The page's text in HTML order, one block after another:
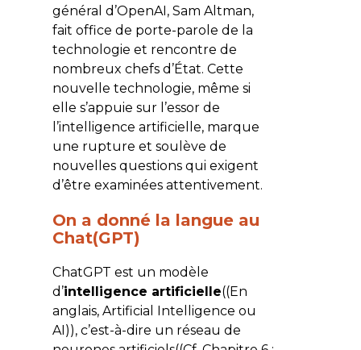
général d’OpenAI, Sam Altman,
fait office de porte-parole de la
technologie et rencontre de
nombreux chefs d’État. Cette
nouvelle technologie, même si
elle s’appuie sur l’essor de
l’intelligence artificielle, marque
une rupture et soulève de
nouvelles questions qui exigent
d’être examinées attentivement.
On a donné la langue au
Chat(GPT)
ChatGPT est un modèle
d’intelligence artificielle((En
anglais, Artificial Intelligence ou
AI)), c’est-à-dire un réseau de